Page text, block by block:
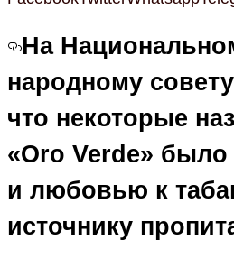
На
народному
что некоторые
«Oro Verde»
и любовью к
источнику